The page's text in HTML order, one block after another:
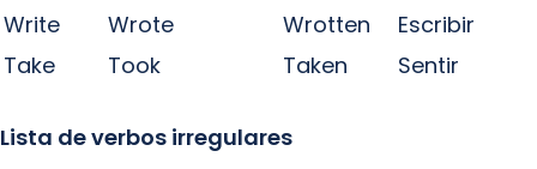
Write
Wrote Wrotten
Escribir
Take
Took Taken Sentir
Lista de verbos irregulares